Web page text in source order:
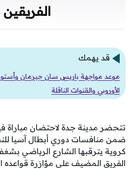
الفريقين
قد يهمك
موعد مواجهة باريس سان جيرمان
الأوروبي والقنوات الناقلة
تتحضر مدينة جدة لاحتضان مباراة
ضمن منافسات دوري أبطال آسيا
كروية يترقبها الشارع الرياضي
الفريق المضيف على مؤازرة قواعده